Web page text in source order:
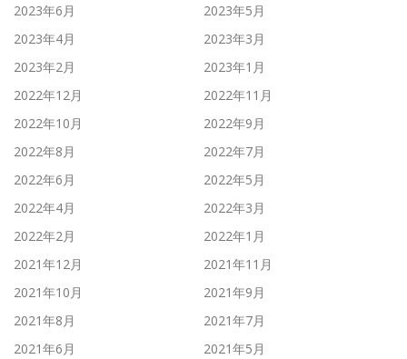
2023年6月
2023年5月
2023年4月
2023年3月
2023年2月
2023年1月
2022年12月
2022年11月
2022年10月
2022年9月
2022年8月
2022年7月
2022年6月
2022年5月
2022年4月
2022年3月
2022年2月
2022年1月
2021年12月
2021年11月
2021年10月
2021年9月
2021年8月
2021年7月
2021年6月
2021年5月